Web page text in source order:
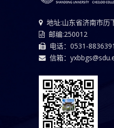
地址:山东省济南市历
邮编:250012
电话：0531-
信箱：